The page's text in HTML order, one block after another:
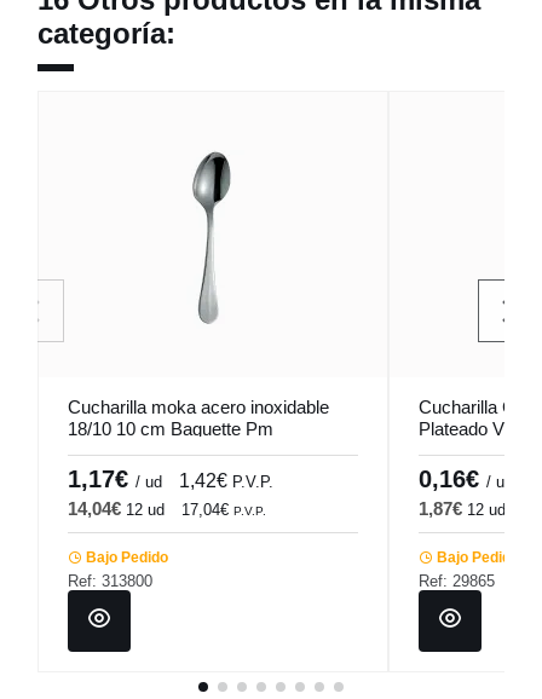
categoría:
Cucharilla moka acero inoxidable
18/10 10 cm Baguette Pm
Pro.mundi
1,17€ / ud 1,42€ P.V.P.
14,04€ 12 ud 17,04€ P.V.P.
Bajo Pedido
Ref: 313800
Cucharilla
Plateado
1001 Comas
0,16€ / ud
1,87€ 12 ud
Bajo Pedido
Ref: 29865